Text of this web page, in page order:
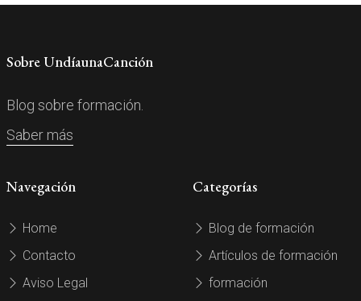
Sobre UndíaunaCanción
Blog sobre formación.
Saber más
Navegación
Home
Contacto
Aviso Legal
Categorías
Blog de formación
Artículos de formación
formación